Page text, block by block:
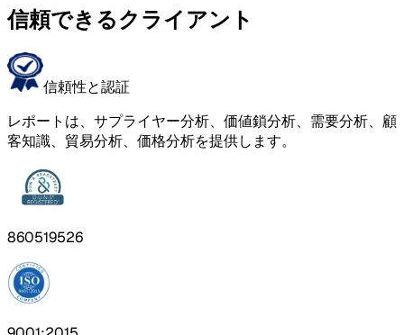
信頼できるクライアント
信頼性と認証
レポートは、サプライヤー分析、価値鎖分析、需要分析、顧
客知識、貿易分析、価格分析を提供します。
860519526